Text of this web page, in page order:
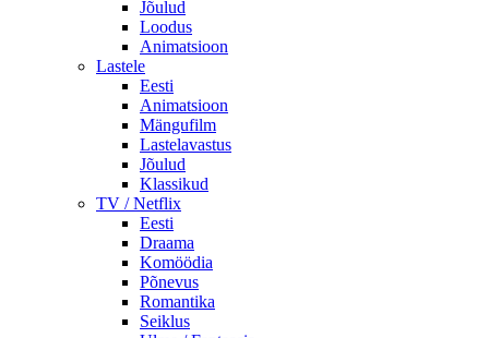
Jõulud
Loodus
Animatsioon
Lastele
Eesti
Animatsioon
Mängufilm
Lastelavastus
Jõulud
Klassikud
TV / Netflix
Eesti
Draama
Komöödia
Põnevus
Romantika
Seiklus